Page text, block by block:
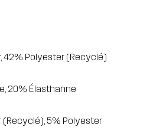
42% Polyester (Recyclé)
20% Élasthanne
(Recyclé), 5% Polyester